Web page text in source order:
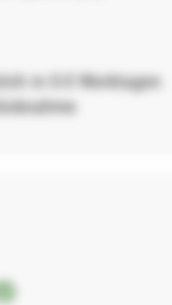
in 0-0 Werktagen